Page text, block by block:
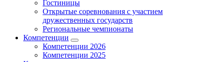
Гостиницы
Открытые соревнования с участием
дружественных государств
Региональные чемпионаты
Компетенции
Компетенции 2026
Компетенции 2025